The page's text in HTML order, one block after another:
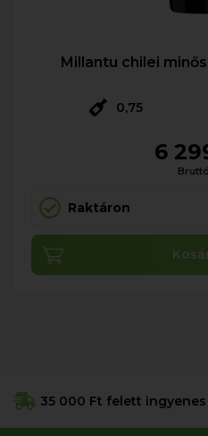
Millantu chilei
0,75
6
Raktáron
35 000 Ft felett